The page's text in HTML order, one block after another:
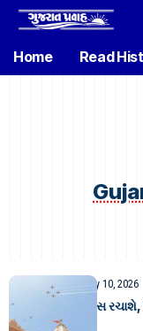
Home Read
GUJARAT NEWS May 10, 2026
સોમનાથમાં ઇતિહાસ
યોજાશે